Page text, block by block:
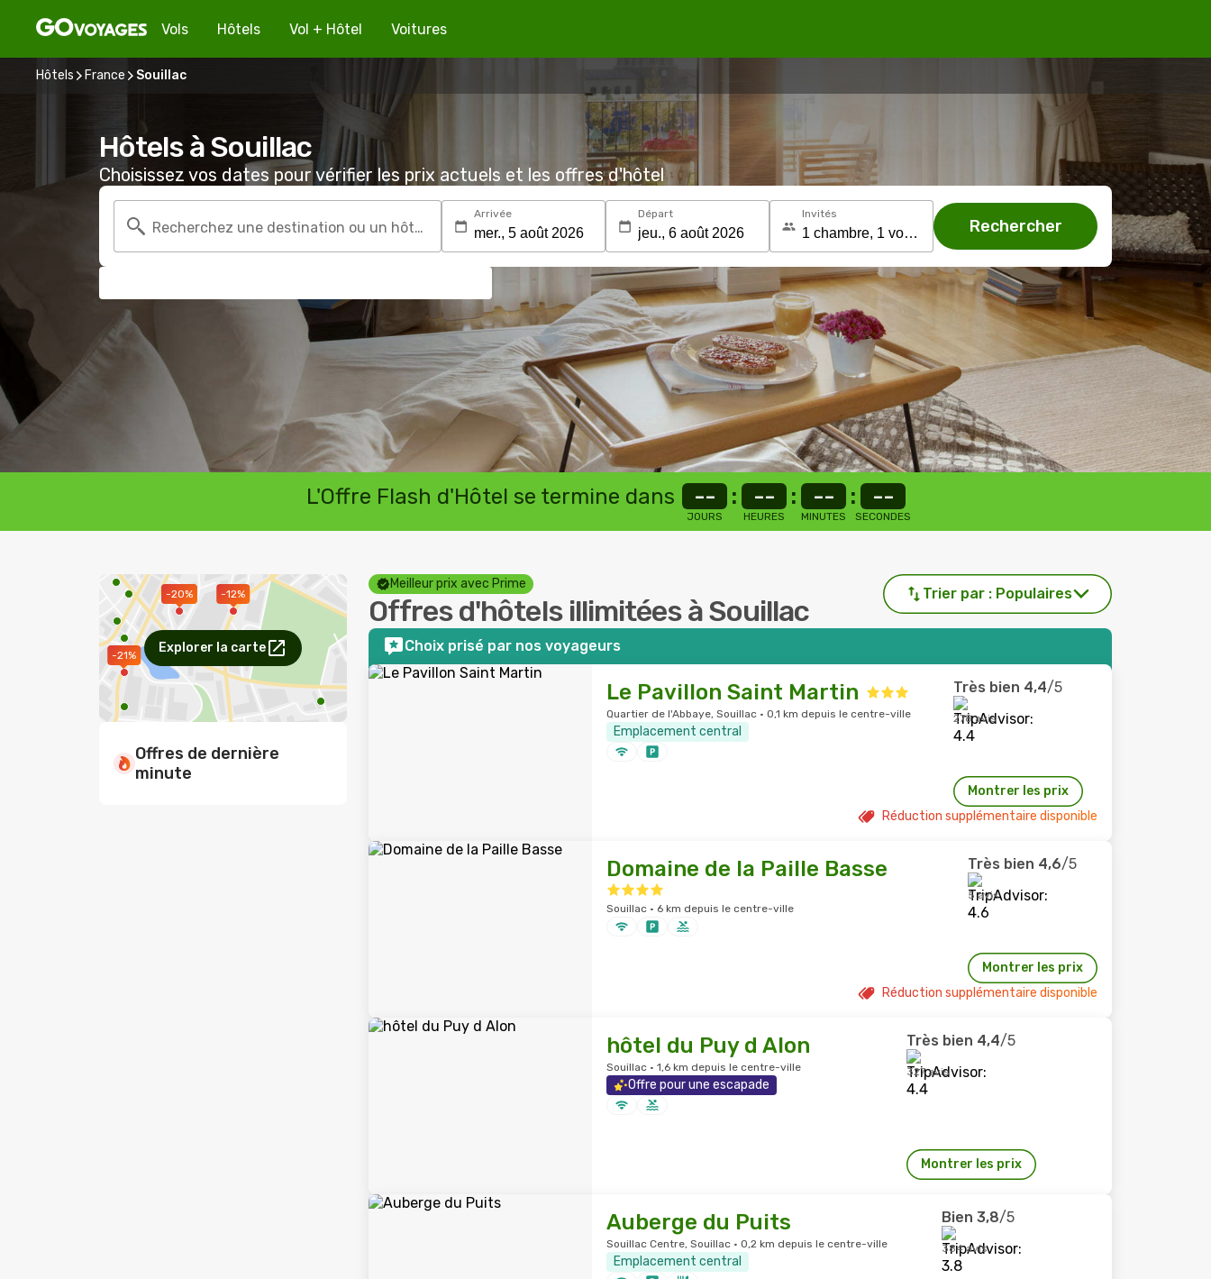
Vols Hôtels Vol + Hôtel Voitures
Hôtels France Souillac
Hôtels à Souillac
Choisissez vos dates pour vérifier les prix actuels et les offres d'hôtel
Recherchez une destination ou un hôtel
Arrivée Départ Invités
Rechercher
L'Offre Flash d'Hôtel se termine dans --
JOURS
: --
HEURES
: --
MINUTES
: --
SECONDES
-21%
-20% -12%
Explorer la carte
Offres de dernière
minute
Meilleur prix avec Prime
Offres d'hôtels illimitées à Souillac
Trier par : Populaires
Choix prisé par nos voyageurs
Le Pavillon Saint Martin
Quartier de l'Abbaye, Souillac · 0,1 km depuis le centre-ville
Emplacement central
Très bien 4,4/5
278 avis
Montrer les prix
Réduction supplémentaire disponible
Domaine de la Paille Basse
Souillac · 6 km depuis le centre-ville
Très bien 4,6/5
5 avis
Montrer les prix
Réduction supplémentaire disponible
hôtel du Puy d Alon
Souillac · 1,6 km depuis le centre-ville
Offre pour une escapade
Très bien 4,4/5
327 avis
Montrer les prix
Auberge du Puits
Souillac Centre, Souillac · 0,2 km depuis le centre-ville
Emplacement central
Bien 3,8/5
384 avis